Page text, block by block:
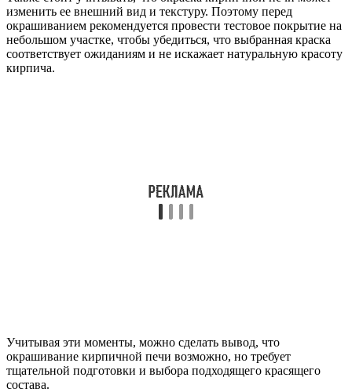
изменить ее внешний вид и текстуру. Поэтому перед
окрашиванием рекомендуется провести тестовое покрытие на
небольшом участке, чтобы убедиться, что выбранная краска
соответствует ожиданиям и не искажает натуральную красоту
кирпича.
Учитывая эти моменты, можно сделать вывод, что
окрашивание кирпичной печи возможно, но требует
тщательной подготовки и выбора подходящего красящего
состава.